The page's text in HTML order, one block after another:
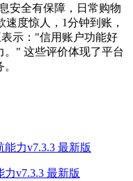
安全有保障，日常购物
度惊人，1分钟到账，
示："信用账户功能好
。" 这些评价体现了平台
v7.3.3 最新版